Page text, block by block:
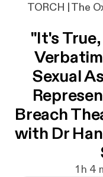
TORCH | The
"It's
Sexual
Breach
with Dr
1 h 4